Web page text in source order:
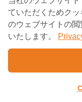
BANGKOK
PARTNERS
TEL :
ていただくためク
のウェブサイトの
いたします。